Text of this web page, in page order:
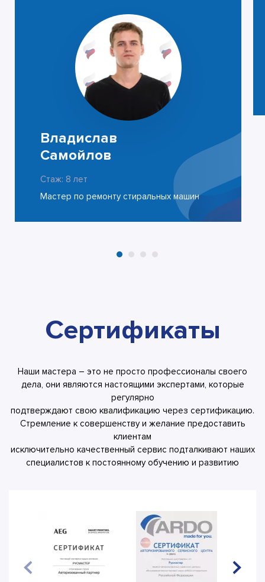
Владислав
Самойлов
Стаж: 8 лет
Мастер по ремонту стиральных машин
Сертификаты
Наши мастера – это не просто профессионалы своего
дела, они являются настоящими экспертами, которые
регулярно
подтверждают свою квалификацию через сертификацию.
Стремление к совершенству и желание предоставить
клиентам
исключительно качественный сервис подталкивают наших
специалистов к постоянному обучению и развитию